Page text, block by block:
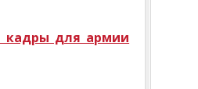
кадры для армии